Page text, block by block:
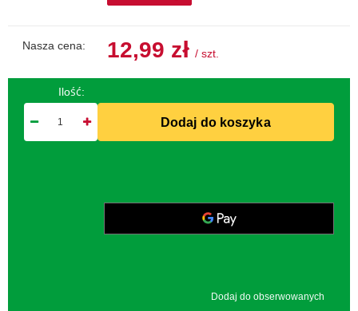
Nasza cena: 12,99 zł / szt.
Ilość:
Dodaj do koszyka
Dodaj do obserwowanych